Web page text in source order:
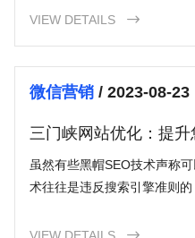
VIEW DETAILS

微信营销/ 2023-08-23
三门峡网站优化：提
虽然有些黑帽SEO技术声称
术往往是违反搜索引擎准则
期稳定提升排名的关键。